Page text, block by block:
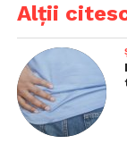
Alții